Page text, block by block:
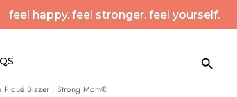
feel happy. feel stronger. feel yourself.
Search
for:
Blazer | Strong Mom®